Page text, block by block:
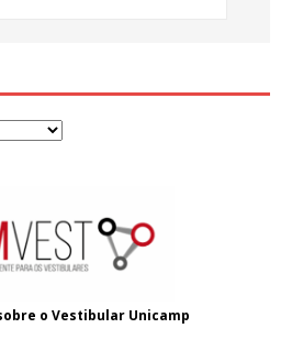
o Vestibular Unicamp